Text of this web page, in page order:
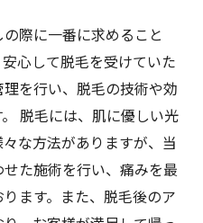
際に一番に求めること
心して脱毛を受けていた
を行い、脱毛の技術や効
脱毛には、肌に優しい光
な方法がありますが、当
た施術を行い、痛みを最
ます。また、脱毛後のア